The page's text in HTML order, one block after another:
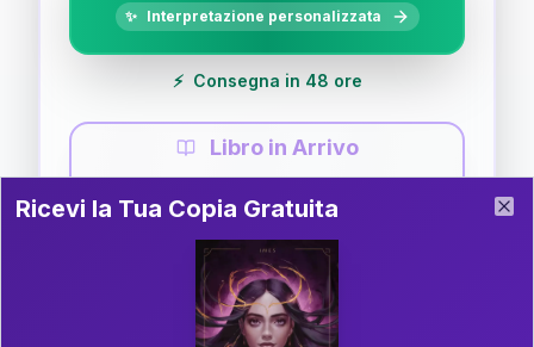
✨ Interpretazione personalizzata
⚡ Consegna in 48 ore
Libro in Arrivo
Guida completa di Coppia
Il libro è in fase di scrittura. Iscriviti alla newsletter
per ricevere aggiornamenti!
Ricevi la Tua Copia Gratuita del Libro
Ricevi la Tua Copia Gratuita